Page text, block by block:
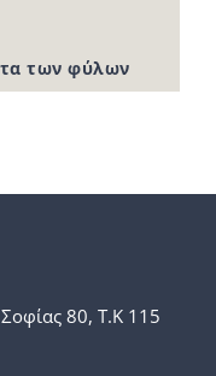
των φύλων
80, Τ.Κ 115